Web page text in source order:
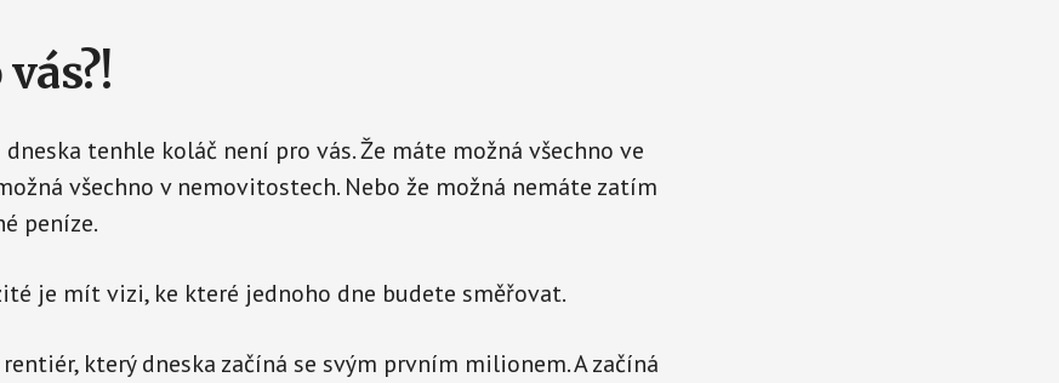
tenhle koláč není pro vás. Že máte možná všechno ve
všechno v nemovitostech. Nebo že možná nemáte zatím
peníze.
je mít vizi, ke které jednoho dne budete směřovat.
který dneska začíná se svým prvním milionem. A začíná